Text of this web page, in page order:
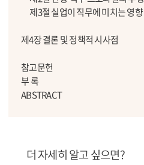
제3절 실업이 직무에 미치는 영향
제4장 결론 및 정책적 시사점
참고문헌
부 록
ABSTRACT
더 자세히 알고 싶으면?